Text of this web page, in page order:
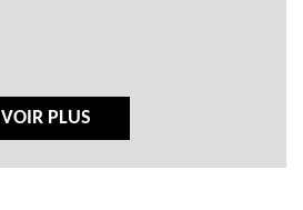
VOIR PLUS